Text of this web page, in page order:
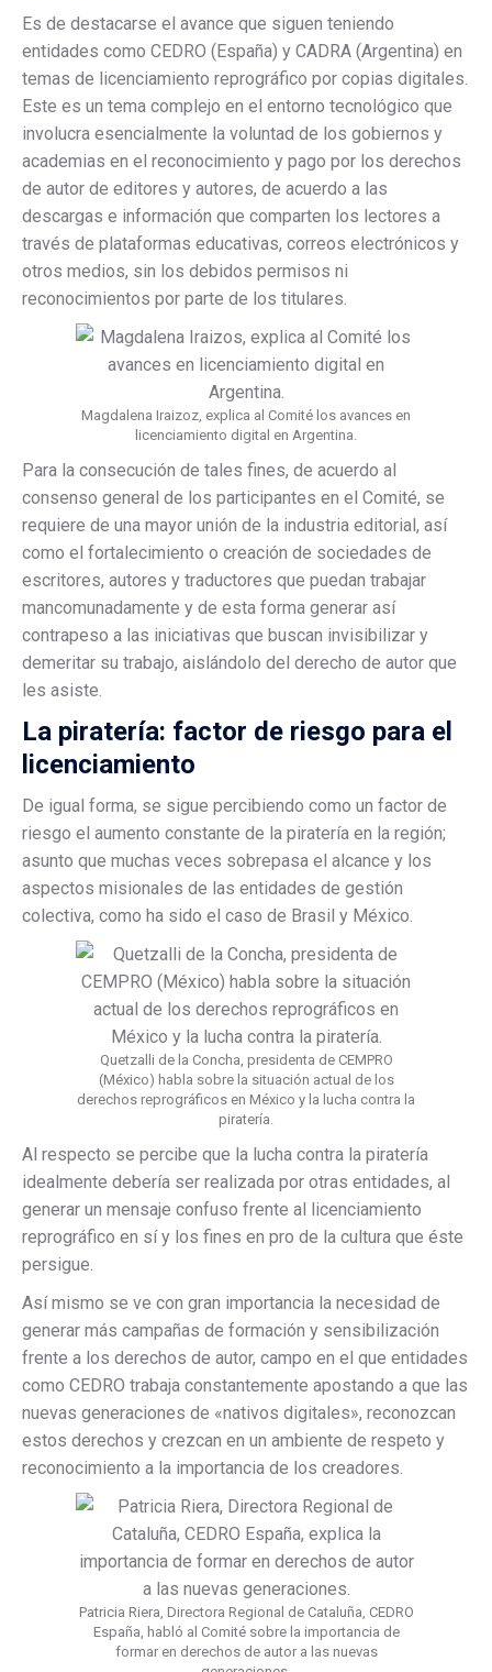
Es de destacarse el avance que siguen teniendo
entidades como CEDRO (España) y CADRA (Argentina) en
temas de licenciamiento reprográfico por copias digitales.
Este es un tema complejo en el entorno tecnológico que
involucra esencialmente la voluntad de los gobiernos y
academias en el reconocimiento y pago por los derechos
de autor de editores y autores, de acuerdo a las
descargas e información que comparten los lectores a
través de plataformas educativas, correos electrónicos y
otros medios, sin los debidos permisos ni
reconocimientos por parte de los titulares.
Magdalena Iraizoz, explica al Comité los avances en
licenciamiento digital en Argentina.
Para la consecución de tales fines, de acuerdo al
consenso general de los participantes en el Comité, se
requiere de una mayor unión de la industria editorial, así
como el fortalecimiento o creación de sociedades de
escritores, autores y traductores que puedan trabajar
mancomunadamente y de esta forma generar así
contrapeso a las iniciativas que buscan invisibilizar y
demeritar su trabajo, aislándolo del derecho de autor que
les asiste.
La piratería: factor de riesgo para el
licenciamiento
De igual forma, se sigue percibiendo como un factor de
riesgo el aumento constante de la piratería en la región;
asunto que muchas veces sobrepasa el alcance y los
aspectos misionales de las entidades de gestión
colectiva, como ha sido el caso de Brasil y México.
Quetzalli de la Concha, presidenta de CEMPRO
(México) habla sobre la situación actual de los
derechos reprográficos en México y la lucha contra la
piratería.
Al respecto se percibe que la lucha contra la piratería
idealmente debería ser realizada por otras entidades, al
generar un mensaje confuso frente al licenciamiento
reprográfico en sí y los fines en pro de la cultura que éste
persigue.
Así mismo se ve con gran importancia la necesidad de
generar más campañas de formación y sensibilización
frente a los derechos de autor, campo en el que entidades
como CEDRO trabaja constantemente apostando a que las
nuevas generaciones de «nativos digitales», reconozcan
estos derechos y crezcan en un ambiente de respeto y
reconocimiento a la importancia de los creadores.
Patricia Riera, Directora Regional de Cataluña, CEDRO
España, habló al Comité sobre la importancia de
formar en derechos de autor a las nuevas